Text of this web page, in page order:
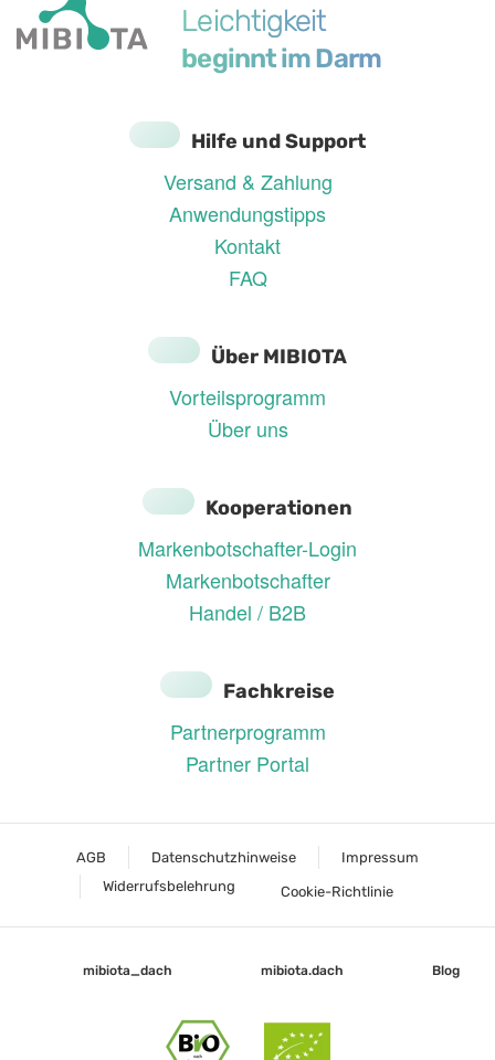
Leichtigkeit
beginnt im Darm
Hilfe und Support
Versand & Zahlung
Anwendungstipps
Kontakt
FAQ
Über MIBIOTA
Vorteilsprogramm
Über uns
Kooperationen
Markenbotschafter-Login
Markenbotschafter
Handel / B2B
Fachkreise
Partnerprogramm
Partner Portal
AGB Datenschutzhinweise
Impressum
Widerrufsbelehrung
Cookie-Richtlinie
mibiota_dach mibiota.dach Blog